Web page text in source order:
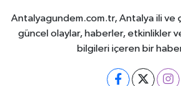
Antalyagundem.com.tr, Antalya ili ve
güncel olaylar, haberler, etkinlikler
bilgileri içeren bir haber